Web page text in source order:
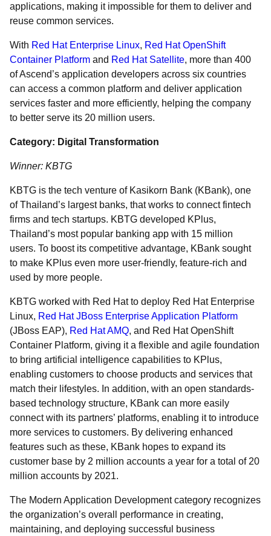
applications, making it impossible for them to deliver and
reuse common services.
With Red Hat Enterprise Linux, Red Hat OpenShift
Container Platform and Red Hat Satellite, more than 400
of Ascend’s application developers across six countries
can access a common platform and deliver application
services faster and more efficiently, helping the company
to better serve its 20 million users.
Category: Digital Transformation
Winner: KBTG
KBTG is the tech venture of Kasikorn Bank (KBank), one
of Thailand’s largest banks, that works to connect fintech
firms and tech startups. KBTG developed KPlus,
Thailand’s most popular banking app with 15 million
users. To boost its competitive advantage, KBank sought
to make KPlus even more user-friendly, feature-rich and
used by more people.
KBTG worked with Red Hat to deploy Red Hat Enterprise
Linux, Red Hat JBoss Enterprise Application Platform
(JBoss EAP), Red Hat AMQ, and Red Hat OpenShift
Container Platform, giving it a flexible and agile foundation
to bring artificial intelligence capabilities to KPlus,
enabling customers to choose products and services that
match their lifestyles. In addition, with an open standards-
based technology structure, KBank can more easily
connect with its partners’ platforms, enabling it to introduce
more services to customers. By delivering enhanced
features such as these, KBank hopes to expand its
customer base by 2 million accounts a year for a total of 20
million accounts by 2021.
The Modern Application Development category recognizes
the organization’s overall performance in creating,
maintaining, and deploying successful business